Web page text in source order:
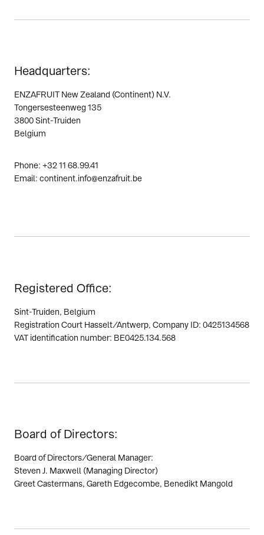
Headquarters:
ENZAFRUIT New Zealand (Continent) N.V.
Tongersesteenweg 135
3800 Sint-Truiden
Belgium
Phone: +32 11 68.99.41
Email: continent.info@enzafruit.be
Registered Office:
Sint-Truiden, Belgium
Registration Court Hasselt/Antwerp, Company ID: 0425134568
VAT identification number: BE0425.134.568
Board of Directors:
Board of Directors/General Manager:
Steven J. Maxwell (Managing Director)
Greet Castermans, Gareth Edgecombe, Benedikt Mangold